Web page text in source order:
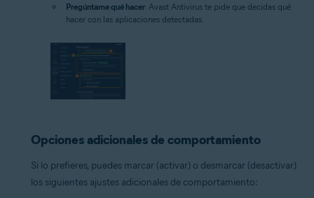
Pregúntame qué hacer: Avast Antivirus te pide que decidas qué
hacer con las aplicaciones detectadas.
Opciones adicionales de comportamiento
Si lo prefieres, puedes marcar (activar) o desmarcar (desactivar)
los siguientes ajustes adicionales de comportamiento: